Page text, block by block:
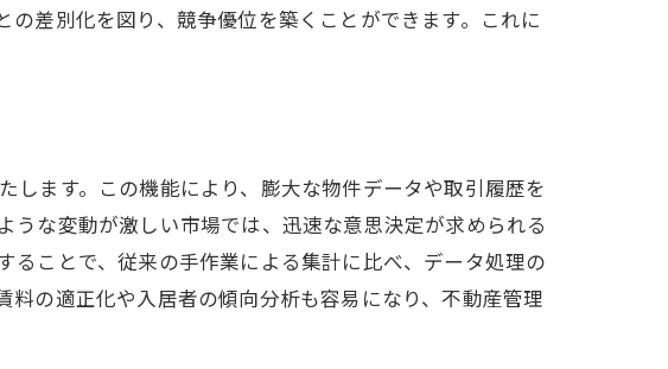
差別化を図り、競争優位を築くことができます。これに
ます。この機能により、膨大な物件データや取引履歴を
な変動が激しい市場では、迅速な意思決定が求められる
ことで、従来の手作業による集計に比べ、データ処理の
の適正化や入居者の傾向分析も容易になり、不動産管理